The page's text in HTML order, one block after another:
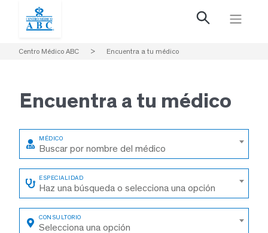
Centro Médico ABC > Encuentra a tu médico
Encuentra a tu médico
Buscar por nombre del médico
Haz una búsqueda o selecciona una opción
Selecciona una opción